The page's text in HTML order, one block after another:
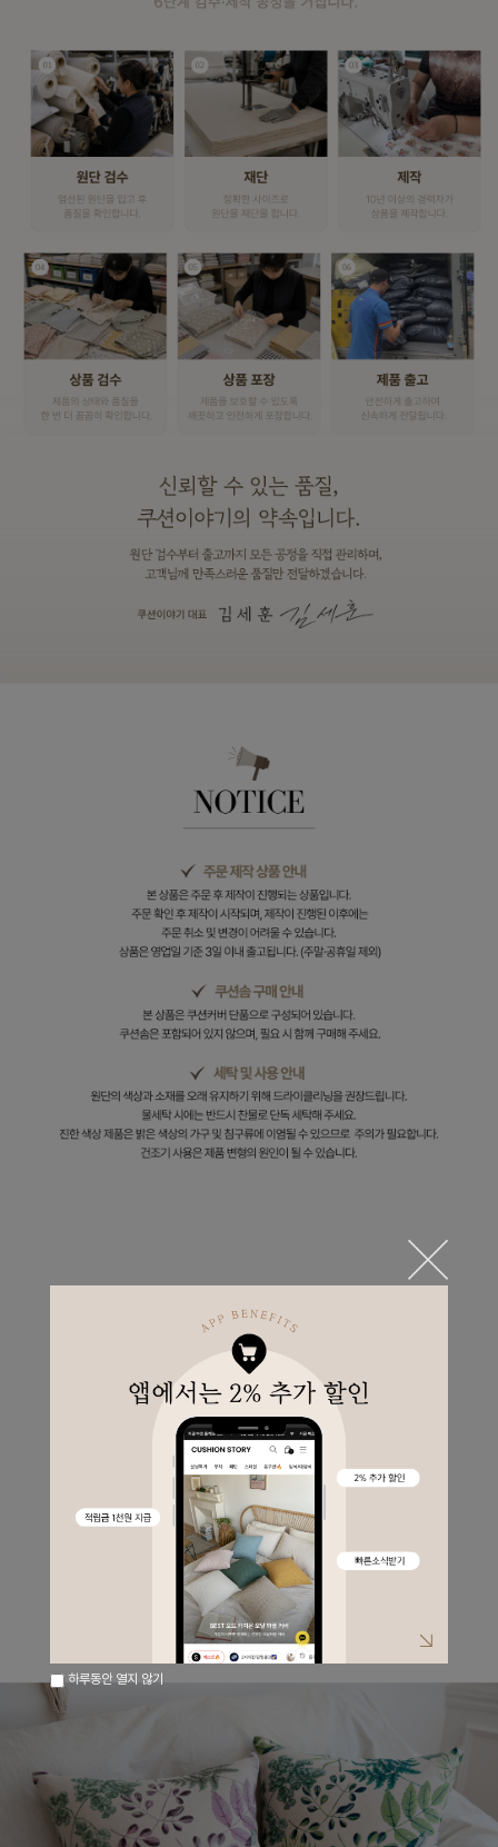
퓨어한 느낌의 보테니컬 쿠션커버를 소개해드릴게요~
보기만 해도 힐링이 되는 아이예요 :)
네추럴한 느낌의 보테닉 스타일 패턴으로
다른 플라워 쿠션들과 편안하게 매치해보실 수 있구요,
린넨소재로 데일리하게 사용하시기 좋답니다.
안정적이면서도 차분한 느낌으로
자연스럽게 눈이 가도록 만들어주는 쿠션이였어요 :)
컬러는 퍼플, 그린 두가지 컬러로 준비되어있습니다.
굿초이스하세요~^^
Fabric ; 린넨
Color : 퍼플, 그린
하루동안 열지 않기